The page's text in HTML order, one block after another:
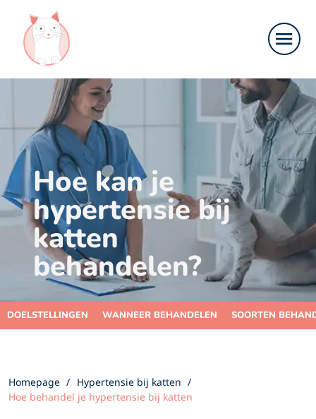
Hoe kan je
hypertensie bij
katten
behandelen?
DOELSTELLINGEN WANNEER BEHANDELEN SOORTEN
Homepage
Hypertensie bij katten
Hoe behandel je hypertensie bij katten